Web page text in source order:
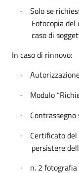
·
Solo se
Fotocopia
caso di
In caso di rinnovo:
·
· Modulo
· Contrassegno
·
Certificato
persistere
· n. 2